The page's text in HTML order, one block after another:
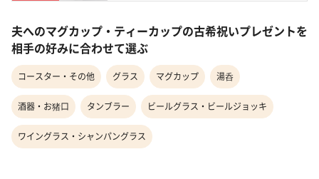
夫へのマグカップ・ティーカップの古希祝いプレゼントを
相手の好みに合わせて選ぶ
コースター・その他 グラス マグカップ 湯呑
酒器・お猪口 タンブラー ビールグラス・ビールジョッキ
ワイングラス・シャンパングラス